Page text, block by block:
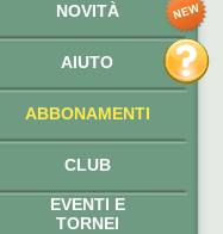
NOVITÀ
AIUTO
ABBONAMENTI
CLUB
EVENTI E
TORNEI